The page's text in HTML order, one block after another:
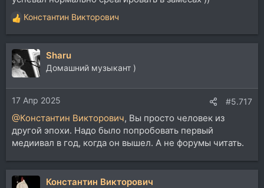
Р
е
а
к
ц
и
и
:
Константин Викторович
Sharu
Домашний музыкант )
17 Апр 2025 #5.717
@Константин Викторович, Вы просто человек из
другой эпохи. Надо было попробовать первый
медиивал в год, когда он вышел. А не форумы читать.
Константин Викторович